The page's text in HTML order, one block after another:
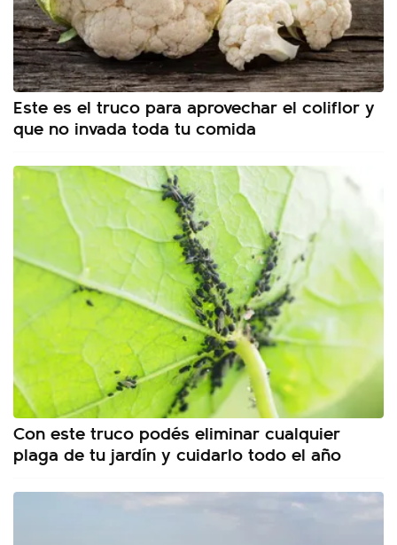
Este es el truco para aprovechar el coliflor y
que no invada toda tu comida
Con este truco podés eliminar cualquier
plaga de tu jardín y cuidarlo todo el año